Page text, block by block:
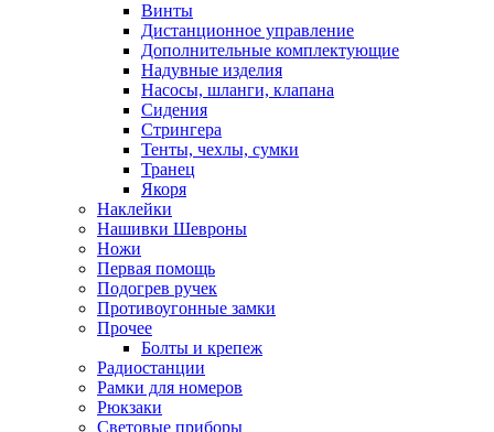
Винты
Дистанционное управление
Дополнительные комплектующие
Надувные изделия
Насосы, шланги, клапана
Сидения
Стрингера
Тенты, чехлы, сумки
Транец
Якоря
Наклейки
Нашивки Шевроны
Ножи
Первая помощь
Подогрев ручек
Противоугонные замки
Прочее
Болты и крепеж
Радиостанции
Рамки для номеров
Рюкзаки
Световые приборы